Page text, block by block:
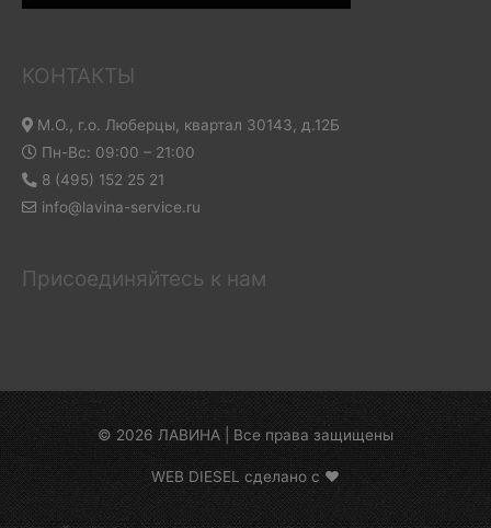
КОНТАКТЫ
М.О., г.о. Люберцы, квартал 30143, д.12Б
Пн-Вс: 09:00 – 21:00
8 (495) 152 25 21
info@lavina-service.ru
Присоединяйтесь к нам
© 2026 ЛАВИНА | Все права защищены
WEB DIESEL сделано с ❤